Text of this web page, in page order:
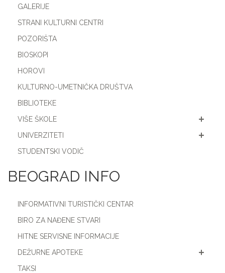
GALERIJE
STRANI KULTURNI CENTRI
POZORIŠTA
BIOSKOPI
HOROVI
KULTURNO-UMETNIČKA DRUŠTVA
BIBLIOTEKE
VIŠE ŠKOLE
UNIVERZITETI
STUDENTSKI VODIČ
BEOGRAD INFO
INFORMATIVNI TURISTIČKI CENTAR
BIRO ZA NAĐENE STVARI
HITNE SERVISNE INFORMACIJE
DEŽURNE APOTEKE
TAKSI